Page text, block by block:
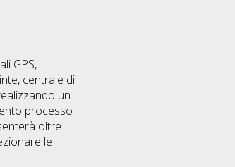
GPS,
centrale di
un
processo
oltre
le